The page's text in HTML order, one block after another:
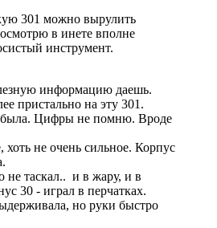
301 можно вырулить
в инете вполне
инструмент.
информацию даешь.
пристально на эту 301.
была. Цифры не помню. Вроде
не очень сильное. Корпус
не таскал.. и в жару, и в
30 - играл в перчатках.
но руки быстро